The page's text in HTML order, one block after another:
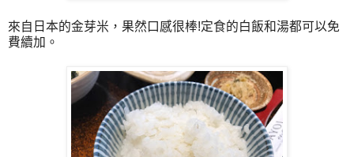
來自日本的金芽米，果然口感很棒!定食的白飯和湯都可以免
費續加。